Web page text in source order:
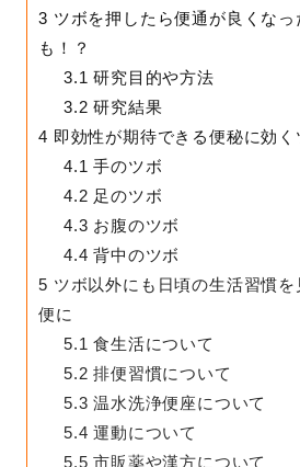
3 ツボを押したら便通が良くな
も！？
3.1 研究目的や方法
3.2 研究結果
4 即効性が期待できる便秘に効く
4.1 手のツボ
4.2 足のツボ
4.3 お腹のツボ
4.4 背中のツボ
5 ツボ以外にも日頃の生活習慣
便に
5.1 食生活について
5.2 排便習慣について
5.3 温水洗浄便座について
5.4 運動について
5.5 市販薬や漢方について